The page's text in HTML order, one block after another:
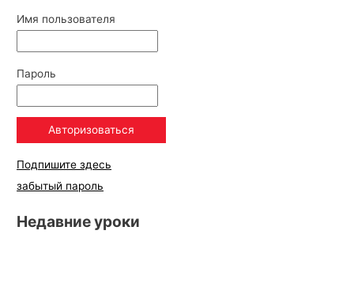
Имя пользователя
Пароль
Подпишите здесь
забытый пароль
Недавние уроки